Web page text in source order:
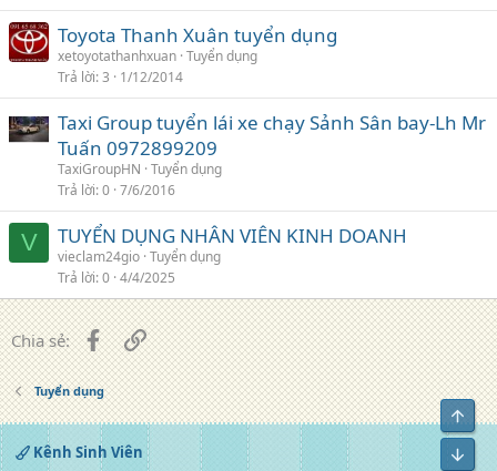
Toyota Thanh Xuân tuyển dụng
xetoyotathanhxuan Tuyển dụng
Trả lời 3 1/12/2014
Taxi Group tuyển lái xe chạy Sảnh Sân bay-Lh Mr
Tuấn 0972899209
TaxiGroupHN Tuyển dụng
Trả lời 0 7/6/2016
V TUYỂN DỤNG NHÂN VIÊN KINH DOANH
vieclam24gio Tuyển dụng
Trả lời 0 4/4/2025
Chia sẻ: FacebookLiên kết
Tuyển dụng
Kênh Sinh Viên
Top